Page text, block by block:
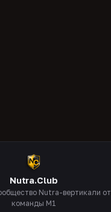
Nutra.Club
Nutra-вертикали от
команды M1